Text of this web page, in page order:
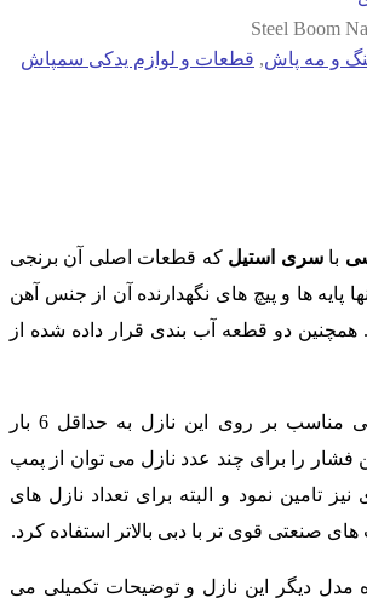
Steel Boom
و مه پاش, قطعات و لوازم یدکی سمپاش
با سری استیل که قطعات اصلی آن برنجی
پایه ها و پیچ های نگهدارنده آن از جنس آهن
دو قطعه آب بندی قرار داده شده از
برای ایجاد یک خروجی مناسب بر روی این نازل به حداقل 6 بار
فشار را برای چند عدد نازل می توان از پمپ
تامین نمود و البته برای تعداد نازل های
صنعتی قوی تر با دبی بالاتر استفاده کرد.
مدل دیگر این نازل و توضیحات تکمیلی می